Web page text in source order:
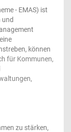
- EMAS) ist
und
können
für Kommunen,
zu stärken,